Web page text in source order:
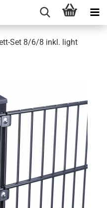
Set 8/6/8 inkl. light